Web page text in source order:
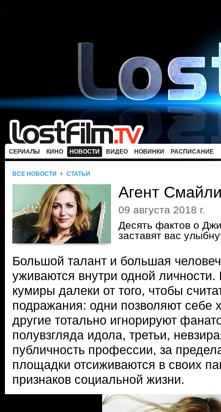
СЕРИАЛЫ КИНО НОВОСТИ ВИДЕО НОВИНКИ РАСПИСАНИЕ
ВСЕ НОВОСТИ СТАТЬИ
Агент
09 августа 2018 г.
Десять фактов о
заставят вас
Большой талант и большая
уживаются внутри одной
кумиры далеки от того, чтобы
подражания: одни позволяют себе
другие тотально игнорируют
полувзгляда идола, третьи,
публичность профессии, за
площадки отсиживаются в своих
признаков социальной жизни.